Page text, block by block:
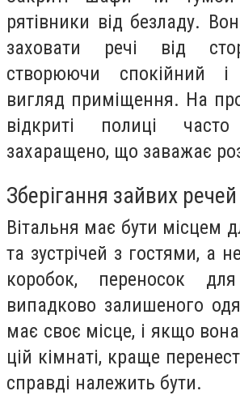
рятівники від безладу.
заховати речі від
створюючи спокійний і
вигляд приміщення. На
відкриті полиці
захаращено, що заважає
Зберігання зайвих речей
Вітальня має бути місцем
та зустрічей з гостями, а
коробок, переносок
випадково залишеного
має своє місце, і якщо
цій кімнаті, краще
справді належить бути.